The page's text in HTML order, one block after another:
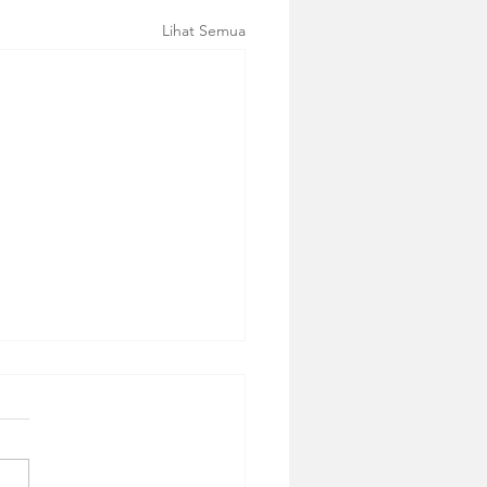
Lihat Semua